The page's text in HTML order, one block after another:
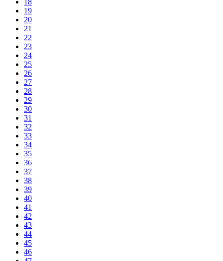
18
19
20
21
22
23
24
25
26
27
28
29
30
31
32
33
34
35
36
37
38
39
40
41
42
43
44
45
46